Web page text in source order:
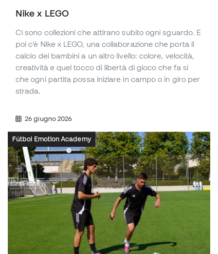
Nike x LEGO
Ci sono collezioni che attirano subito ogni sguardo. E
poi c’è Nike x LEGO, una collaborazione che porta il
calcio dei bambini a un altro livello: colore, velocità,
creatività e quel tocco di libertà di gioco che fa sì
che ogni partita possa iniziare in campo o in giro per
strada.
26 giugno 2026
Fútbol Emotion Academy